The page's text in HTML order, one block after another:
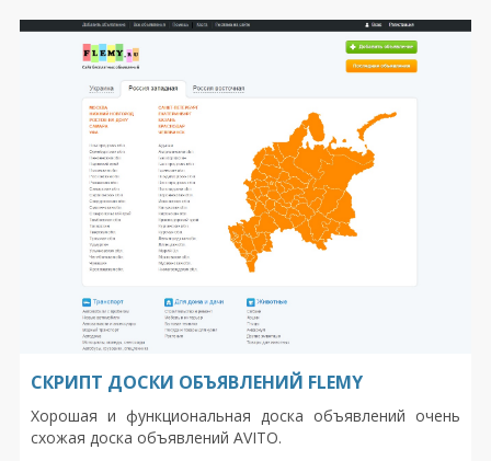
СКРИПТ ДОСКИ ОБЪЯВЛЕНИЙ FLEMY
Хорошая и функциональная доска объявлений очень
схожая доска объявлений AVITO.